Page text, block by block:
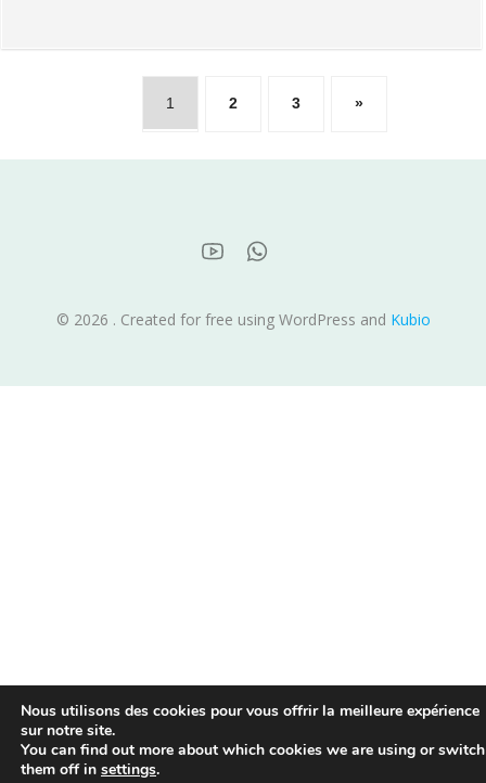
1 2 3 »
© 2026 . Created for free using WordPress and Kubio
Nous utilisons des cookies pour vous offrir la meilleure expérience
sur notre site.
You can find out more about which cookies we are using or switch
them off in settings.